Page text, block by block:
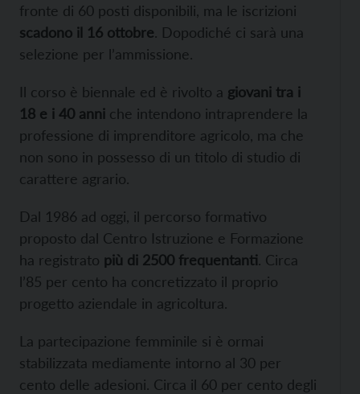
fronte di 60 posti disponibili, ma le iscrizioni
scadono il 16 ottobre. Dopodiché ci sarà una
selezione per l’ammissione.
Il corso è biennale ed è rivolto a giovani tra i
18 e i 40 anni che intendono intraprendere la
professione di imprenditore agricolo, ma che
non sono in possesso di un titolo di studio di
carattere agrario.
Dal 1986 ad oggi, il percorso formativo
proposto dal Centro Istruzione e Formazione
ha registrato più di 2500 frequentanti. Circa
l’85 per cento ha concretizzato il proprio
progetto aziendale in agricoltura.
La partecipazione femminile si è ormai
stabilizzata mediamente intorno al 30 per
cento delle adesioni. Circa il 60 per cento degli